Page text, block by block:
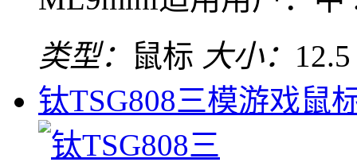
类型： 鼠标 大小：
钛TSG808三模游戏鼠